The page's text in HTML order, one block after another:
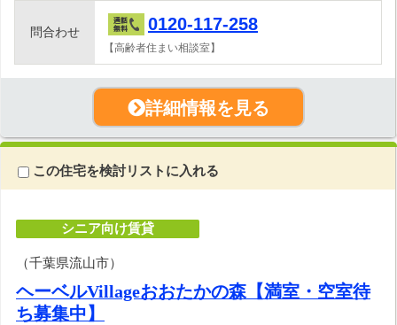
問合わせ 0120-117-258
【高齢者住まい相談室】
詳細情報を見る
この住宅を検討リストに入れる
シニア向け賃貸
（千葉県流山市）
ヘーベルVillageおおたかの森【満室・空室待
ち募集中】